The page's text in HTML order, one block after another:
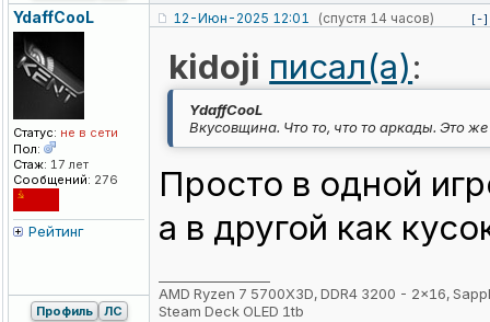
YdaffCooL
Статус: не в сети
Пол:
Стаж: 17 лет
Сообщений: 276
Рейтинг
12-Июн-2025 12:01 (спустя 14 часов) [-]
kidoji писал(а):
YdaffCooL
Вкусовщина. Что то, что то аркады. Это же
Просто в одной
а в другой как
AMD Ryzen 7 5700X3D, DDR4 3200 - 2x16,
Steam Deck OLED 1tb
Профиль ЛС